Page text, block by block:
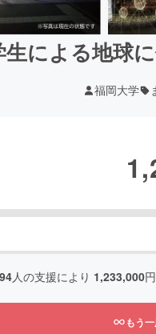
による地球
福岡大学
94人の支援により 1,233,000
もう